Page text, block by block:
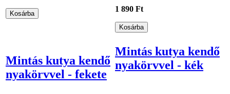
1 890 Ft
Mintás kutya kendő
nyakörvvel - fekete
Mintás kutya kendő
nyakörvvel - kék